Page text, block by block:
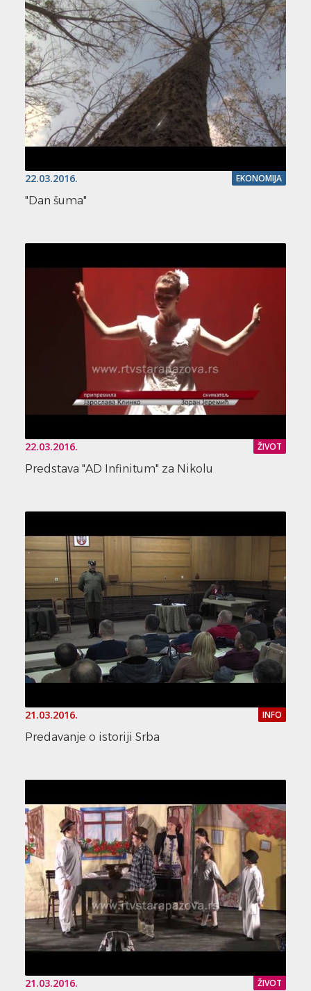
22.03.2016. EKONOMIJA
"Dan šuma"
22.03.2016. ŽIVOT
Predstava "AD Infinitum" za Nikolu
21.03.2016. INFO
Predavanje o istoriji Srba
21.03.2016. ŽIVOT